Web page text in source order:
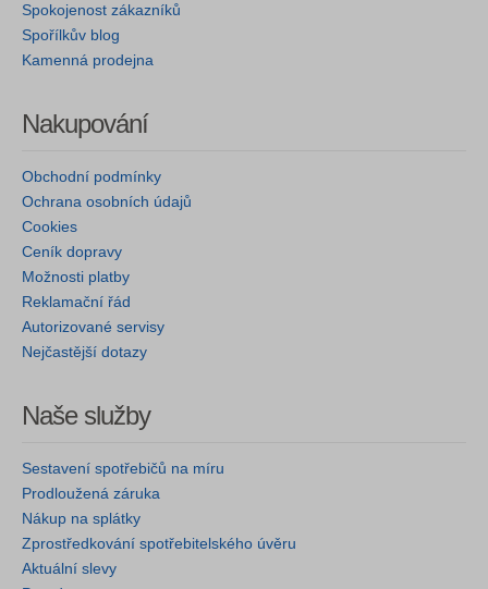
Spokojenost zákazníků
Spořílkův blog
Kamenná prodejna
Nakupování
Obchodní podmínky
Ochrana osobních údajů
Cookies
Ceník dopravy
Možnosti platby
Reklamační řád
Autorizované servisy
Nejčastější dotazy
Naše služby
Sestavení spotřebičů na míru
Prodloužená záruka
Nákup na splátky
Zprostředkování spotřebitelského úvěru
Aktuální slevy